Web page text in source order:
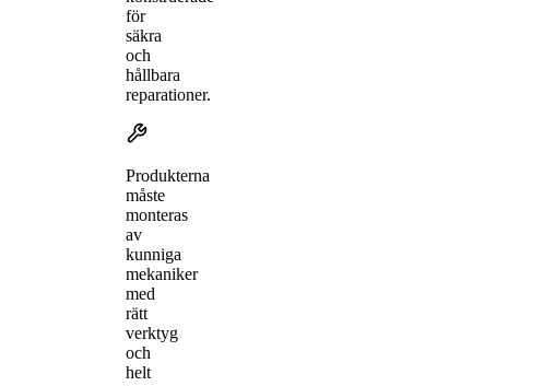
för
säkra
och
hållbara
reparationer.
Produkterna
måste
monteras
av
kunniga
mekaniker
med
rätt
verktyg
och
helt